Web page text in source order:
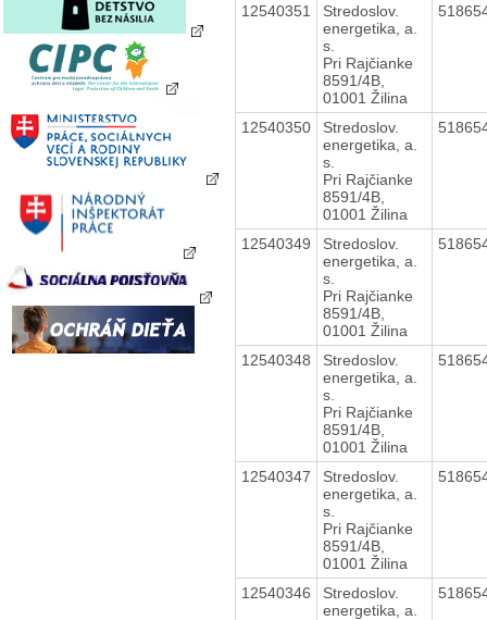
12540351
Stredoslov.
energetika, a.
s.
Pri Rajčianke
8591/4B,
01001 Žilina
12540350
Stredoslov.
energetika, a.
s.
Pri Rajčianke
8591/4B,
01001 Žilina
12540349
Stredoslov.
energetika, a.
s.
Pri Rajčianke
8591/4B,
01001 Žilina
12540348
Stredoslov.
energetika, a.
s.
Pri Rajčianke
8591/4B,
01001 Žilina
12540347
Stredoslov.
energetika, a.
s.
Pri Rajčianke
8591/4B,
01001 Žilina
12540346
Stredoslov.
energetika, a.